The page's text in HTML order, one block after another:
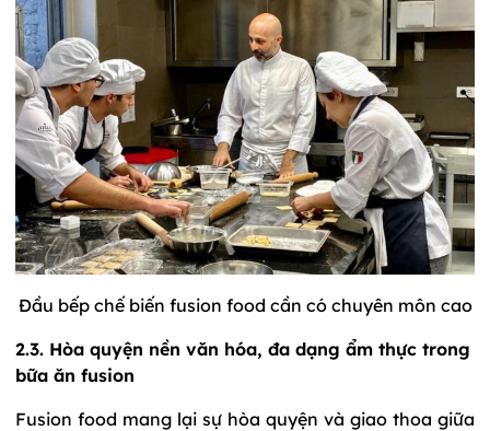
Đầu bếp chế biến fusion food cần có chuyên môn cao
2.3. Hòa quyện nền văn hóa, đa dạng ẩm thực trong
bữa ăn fusion
Fusion food mang lại sự hòa quyện và giao thoa giữa